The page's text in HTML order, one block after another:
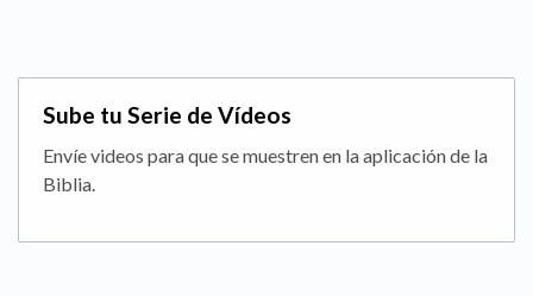
Sube tu Serie de Vídeos
Envíe videos para que se muestren en la aplicación de la
Biblia.